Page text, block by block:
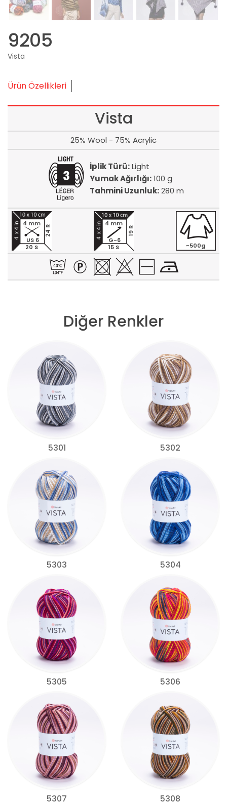
9205
Vista
Ürün Özellikleri
Vista
25% Wool - 75% Acrylic
İplik Türü:Light
Yumak Ağırlığı:100 g
Tahmini Uzunluk:280 m
20 S
24 R
4 mm
US 6
15 S
19 R
4 mm
G-6
~500g
Diğer Renkler
5301 5302
5303 5304
5305 5306
5307 5308